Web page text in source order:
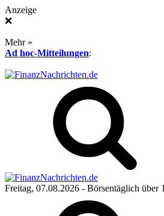
Anzeige
❌
Mehr »
Ad hoc-Mitteilungen:
Freitag, 07.08.2026 - Börsentäglich über